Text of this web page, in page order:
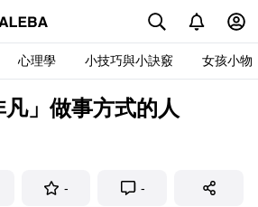
心理學 小技巧與小訣竅 女孩小物
」做事方式的人
- -